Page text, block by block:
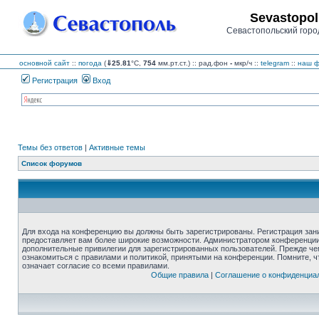
Севастопольский
основной сайт :: погода (⇓25.81°C, 754 мм.рт.ст.) :: рад.фон - мкр/ч :: telegram :: наш
Регистрация Вход
Темы без ответов | Активные темы
Список форумов
Для входа на конференцию вы должны быть зарегистрированы. Регистрация
предоставляет вам более широкие возможности. Администратором
дополнительные привилегии для зарегистрированных пользователей. Прежде
ознакомиться с правилами и политикой, принятыми на конференции. Помните,
означает согласие со всеми правилами.
Общие правила| Соглашение о